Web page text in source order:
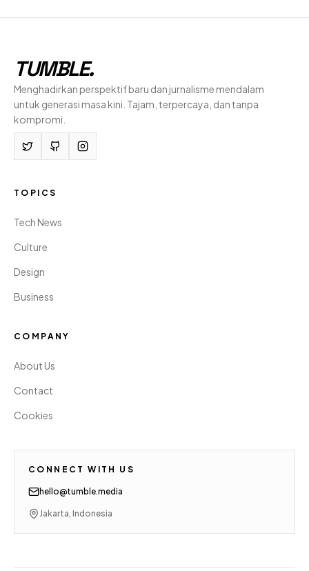
TUMBLE.
Menghadirkan perspektif baru dan jurnalisme mendalam
untuk generasi masa kini. Tajam, terpercaya, dan tanpa
kompromi.
TOPICS
Tech News
Culture
Design
Business
COMPANY
About Us
Contact
Cookies
CONNECT WITH US
hello@tumble.media
Jakarta, Indonesia